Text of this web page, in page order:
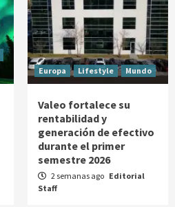
Europa Lifestyle Mundo
Valeo fortalece su
rentabilidad y
generación de efectivo
durante el primer
semestre 2026
2 semanas ago Editorial
Staff